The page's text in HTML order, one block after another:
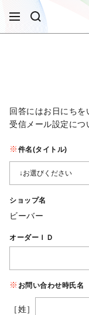
回答にはお日にちを
受信メール設定につ
件名(タイトル)
ショップ名
ビーバー
オーダーＩＤ
お問い合わせ時氏名
［姓］